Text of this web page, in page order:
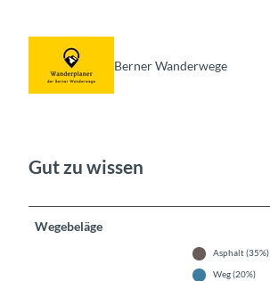
Berner Wanderwege
Gut zu wissen
Wegebeläge
Asphalt (35%)
Weg (20%)